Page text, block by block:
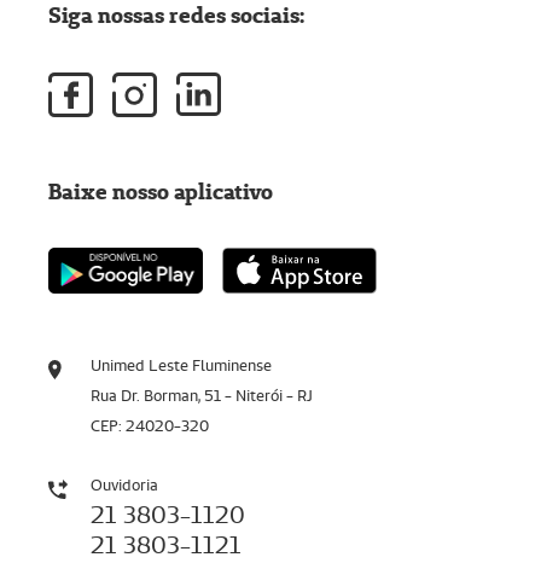
Unimed Leste Fluminense
Rua Dr. Borman, 51 - Niterói - RJ
CEP: 24020-320
Ouvidoria
21 3803-1120
21 3803-1121
Siga nossas redes sociais:
Baixe nosso aplicativo